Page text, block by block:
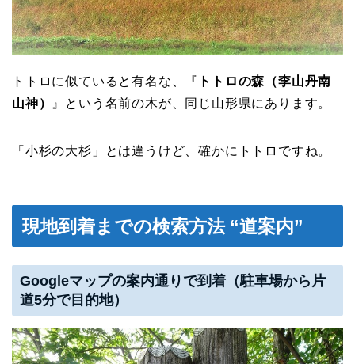
トトロに似ていると有名な、『 トトロの森（李山丹南
山神）
』という名前の木が、同じ山形県にあります。
「小杉の大杉」とは違うけど、確かにトトロですね。
現地到着までの検索方法 “道案内”
Googleマップの案内通りで到着（駐車場から片
道5分で目的地）